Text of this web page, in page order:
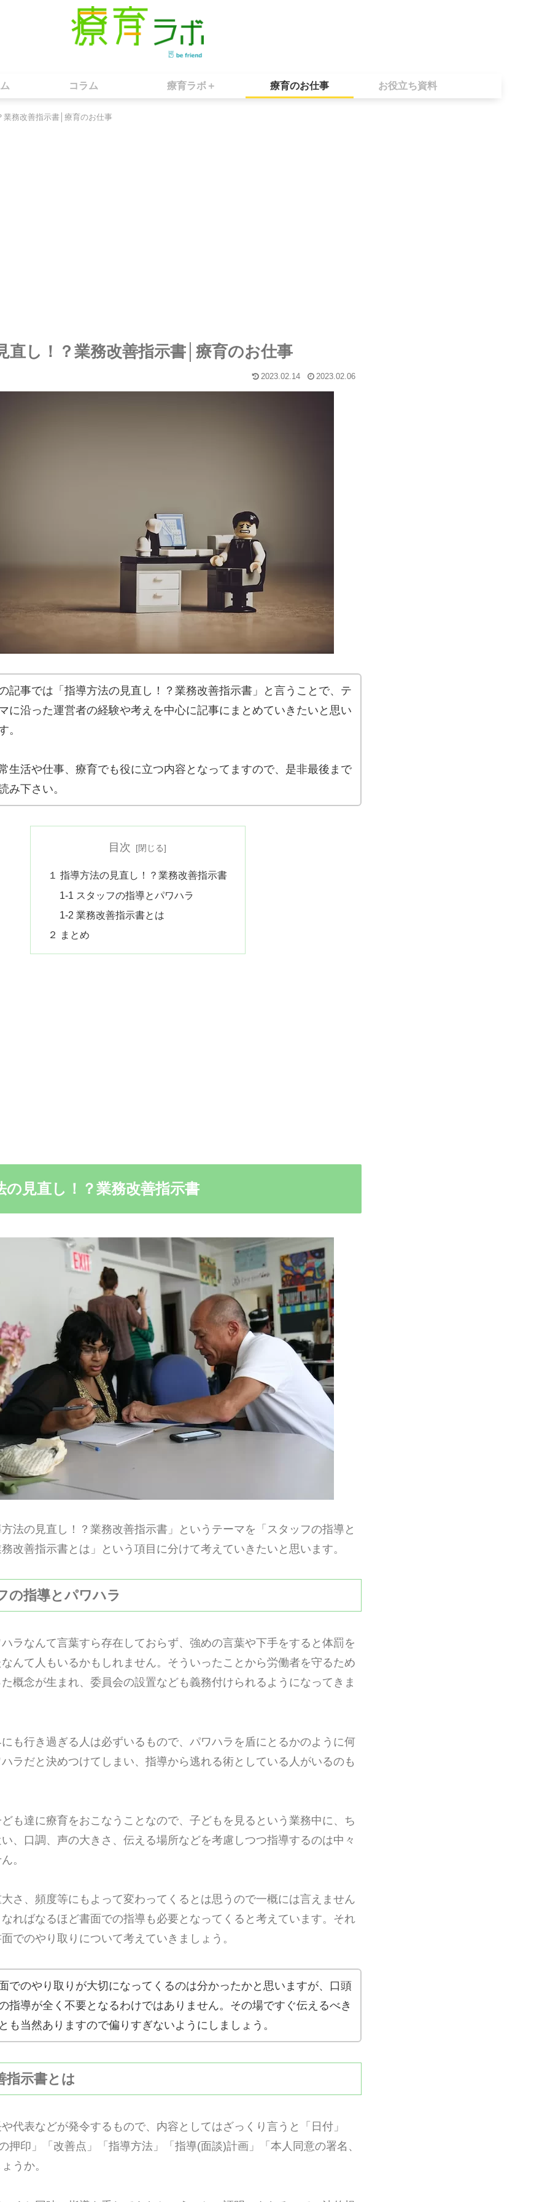
コラム 療育ラボ＋ 療育のお仕事 お役立ち資料
業務改善指示書│療育のお仕事
直し！？業務改善指示書│療育のお仕事
2023.02.14 2023.02.06
記事では「指導方法の見直し！？業務改善指示書」と言うことで、テ
に沿った運営者の経験や考えを中心に記事にまとめていきたいと思い
。
生活や仕事、療育でも役に立つ内容となってますので、是非最後まで
み下さい。
目次
１ 指導方法の見直し！？業務改善指示書
1-1 スタッフの指導とパワハラ
1-2 業務改善指示書とは
２ まとめ
の見直し！？業務改善指示書
法の見直し！？業務改善指示書」というテーマを「スタッフの指導と
改善指示書とは」という項目に分けて考えていきたいと思います。
の指導とパワハラ
ラなんて言葉すら存在しておらず、強めの言葉や下手をすると体罰を
んて人もいるかもしれません。そういったことから労働者を守るため
概念が生まれ、委員会の設置なども義務付けられるようになってきま
も行き過ぎる人は必ずいるもので、パワハラを盾にとるかのように何
ラだと決めつけてしまい、指導から逃れる術としている人がいるのも
も達に療育をおこなうことなので、子どもを見るという業務中に、ち
、口調、声の大きさ、伝える場所などを考慮しつつ指導するのは中々
。
さ、頻度等にもよって変わってくるとは思うので一概には言えません
ればなるほど書面での指導も必要となってくると考えています。それ
でのやり取りについて考えていきましょう。
でのやり取りが大切になってくるのは分かったかと思いますが、口頭
指導が全く不要となるわけではありません。その場ですぐ伝えるべき
も当然ありますので偏りすぎないようにしましょう。
指示書とは
代表などが発令するもので、内容としてはざっくり言うと「日付」
押印」「改善点」「指導方法」「指導(面談)計画」「本人同意の署名、
うか。